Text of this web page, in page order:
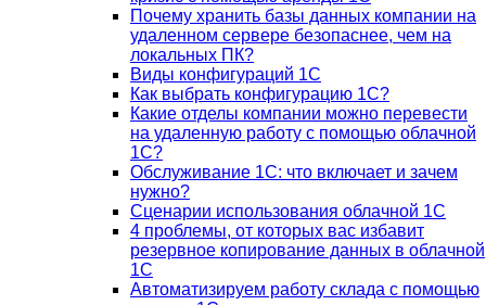
Почему хранить базы данных компании на
удаленном сервере безопаснее, чем на
локальных ПК?
Виды конфигураций 1С
Как выбрать конфигурацию 1С?
Какие отделы компании можно перевести
на удаленную работу с помощью облачной
1С?
Обслуживание 1С: что включает и зачем
нужно?
Сценарии использования облачной 1С
4 проблемы, от которых вас избавит
резервное копирование данных в облачной
1С
Автоматизируем работу склада с помощью